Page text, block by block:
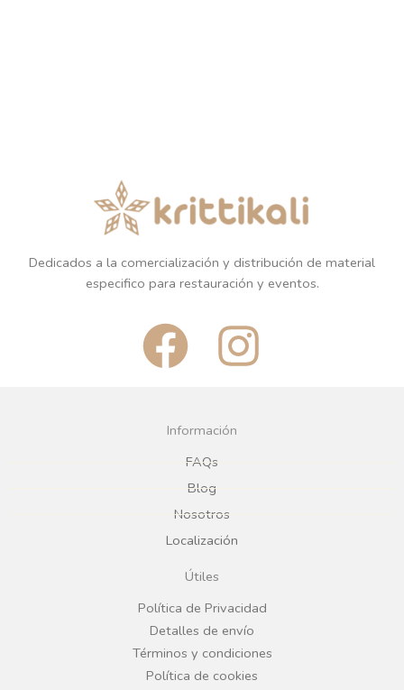
Dedicados a la comercialización y distribución de material
especifico para restauración y eventos.
F
a
c
e
b
o
o
k
I
n
g
r
a
Información
FAQs
Blog
Nosotros
Localización
Útiles
Política de Privacidad
Detalles de envío
Términos y condiciones
Política de cookies